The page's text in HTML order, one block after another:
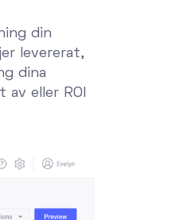
din
levererat,
dina
eller ROI